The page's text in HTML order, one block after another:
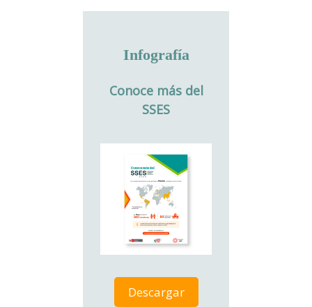
Infografía
Conoce más del
SSES
Descargar